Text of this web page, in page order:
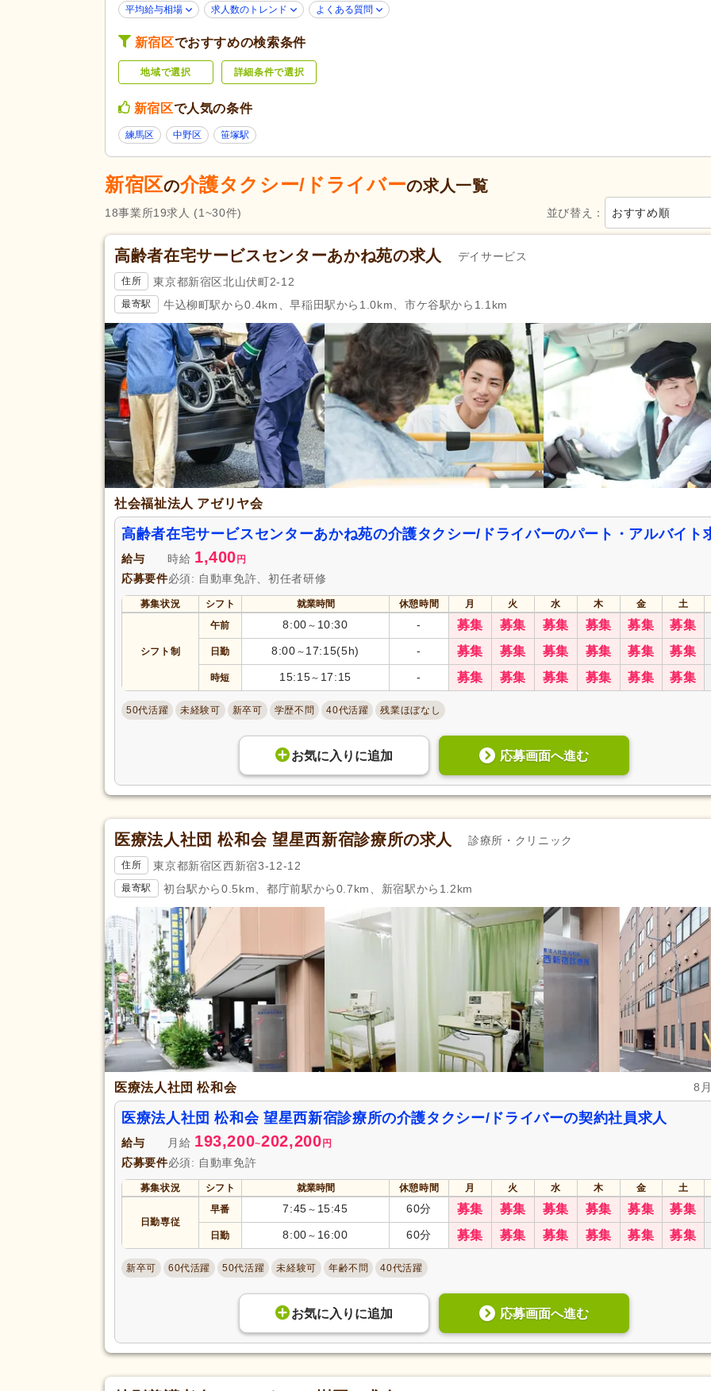
ネイル可 (1)
残業ほぼなし(18)
午前のみ可(2)
週3日から可
即日勤務可
休日・休暇
土日休み(2)
土曜休み 年間休日110日以上
産休あり 育休あり
給与・手当
福利厚生
賞与あり (8) 社会保険完備 (15)
企業年金(1) 昇給あり 復職支援あり(1)
退職金あり(1) 日・祝給与アップ(1) 住宅手当
資格取得支援あり(2) 通勤手当 (12) 人事評価制度あり(15)
扶養控除内考慮あり(2) 再雇用制度あり(3) 正社員登用あり(1)
副業可(7)
アクセス 駅近(11) 自動車通勤可(1) 自転車通勤可 (15)
平均給与相場 求人数のトレンド よくある質問
新宿区でおすすめの検索条件
地域で選択 詳細条件で選択
新宿区で人気の条件
練馬区 中野区 笹塚駅
新宿区の介護タクシー/ドライバーの求人一覧
並び替え： おすすめ順
18事業所19求人 (1~30件)
高齢者在宅サービスセンターあかね苑の求人 デイサービス
住所 東京都新宿区北山伏町2-12
最寄駅 牛込柳町駅から0.4km、早稲田駅から1.0km、市ケ谷駅から1.1km
社会福祉法人 アゼリヤ会
高齢者在宅サービスセンターあかね苑の介護タクシー/ドライバーのパート・アルバイト
給与 時給 1,400 円
応募要件必須: 自動車免許、初任者研修
募集状況 シフト 就業時間 休憩時間 月 火 水 木 金 土
シフト制
午前 8:00 ～ 10:30 - 募集 募集 募集 募集 募集 募集
日勤 8:00 ～ 17:15(5h) - 募集 募集 募集 募集 募集 募集
時短 15:15～ 17:15 - 募集 募集 募集 募集 募集 募集
50代活躍 未経験可 新卒可 学歴不問 40代活躍 残業ほぼなし
お気に入り に追加 応募画面へ進む
医療法人社団 松和会 望星西新宿診療所の求人 診療所・クリニック
住所 東京都新宿区西新宿3-12-12
最寄駅 初台駅から0.5km、都庁前駅から0.7km、新宿駅から1.2km
医療法人社団 松和会 8
医療法人社団 松和会 望星西新宿診療所の介護タクシー/ドライバーの契約社員求人
給与 月給 193,200~202,200 円
応募要件必須: 自動車免許
募集状況 シフト 就業時間 休憩時間 月 火 水 木 金 土
日勤専従
早番 7:45 ～ 15:45 60分 募集 募集 募集 募集 募集 募集
日勤 8:00 ～ 16:00 60分 募集 募集 募集 募集 募集 募集
新卒可 60代活躍 50代活躍 未経験可 年齢不問 40代活躍
お気に入り に追加 応募画面へ進む